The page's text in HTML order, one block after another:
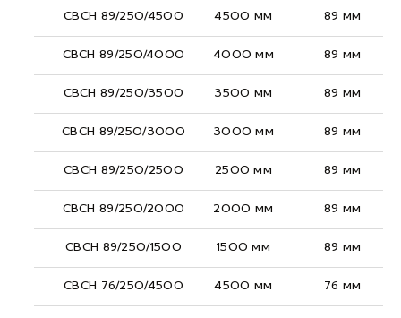
СВСН 89/250/4500 4500 мм 89 мм
СВСН 89/250/4000 4000 мм 89 мм
СВСН 89/250/3500 3500 мм 89 мм
СВСН 89/250/3000 3000 мм 89 мм
СВСН 89/250/2500 2500 мм 89 мм
СВСН 89/250/2000 2000 мм 89 мм
СВСН 89/250/1500 1500 мм 89 мм
СВСН 76/250/4500 4500 мм 76 мм